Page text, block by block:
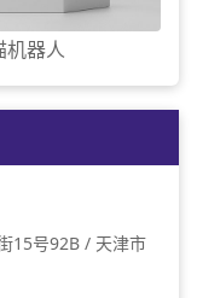
机器人
15号92B / 天津市